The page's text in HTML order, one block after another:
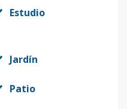
Estudio
Jardín
Patio